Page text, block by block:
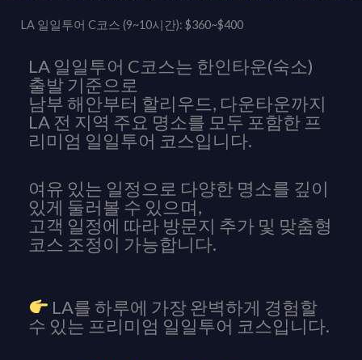
LA 일일투어 C코스 (9~10시간): $360~$400
LA 일일투어 C코스는 한인타운(숙소)
출발 기준으로
남부 해안부터 할리우드, 다운타운까지
LA 전 지역 주요 명소를 모두 포함한 프
리미엄 일일투어 코스입니다.
여유 있는 일정으로 다양한 명소를 깊이
있게 둘러볼 수 있으며,
고객 일정에 따라 방문지 추가 및 맞춤형
코스 조정이 가능합니다.
LA를 하루에 가장 완벽하게 경험할
수 있는 프리미엄 일일투어 코스입니다.